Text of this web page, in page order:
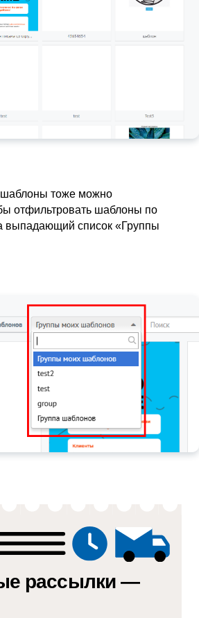
шаблоны тоже можно
отфильтровать шаблоны по
выпадающий список «Группы
рассылки —